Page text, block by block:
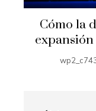
Cómo la